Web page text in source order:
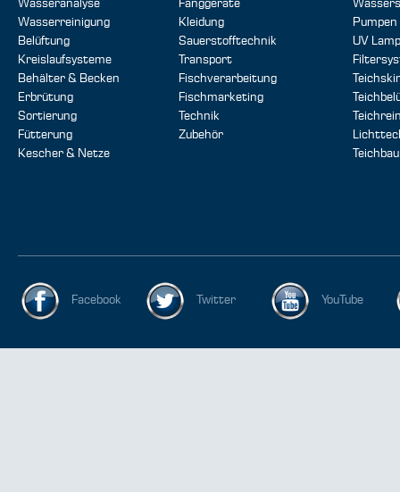
Wasseranalyse
Wasserreinigung
Belüftung
Kreislaufsysteme
Behälter & Becken
Erbrütung
Sortierung
Fütterung
Kescher & Netze
Fanggeräte
Kleidung
Sauerstofftechnik
Transport
Fischverarbeitung
Fischmarketing
Technik
Zubehör
Pumpen
UV
Teichbau
Facebook Twitter YouTube